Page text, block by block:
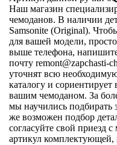
Наш магазин
чемоданов. В наличии
Samsonite (Original).
для вашей модели,
выше телефона,
почту remont@zapchasti-
уточнят всю
каталогу и сориентирует
вашим чемоданом. За
мы научились подбирать
же возможен подбор
согласуйте свой приезд
артикул комплектующей,